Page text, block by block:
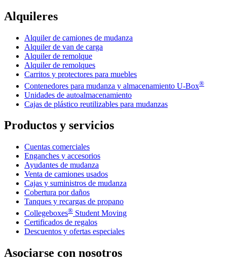
Alquileres
Alquiler de camiones de mudanza
Alquiler de van de carga
Alquiler de remolque
Alquiler de remolques
Carritos y protectores para muebles
Contenedores para mudanza y almacenamiento U-Box®
Unidades de autoalmacenamiento
Cajas de plástico reutilizables para mudanzas
Productos y servicios
Cuentas comerciales
Enganches y accesorios
Ayudantes de mudanza
Venta de camiones usados
Cajas y suministros de mudanza
Cobertura por daños
Tanques y recargas de propano
Collegeboxes® Student Moving
Certificados de regalos
Descuentos y ofertas especiales
Asociarse con nosotros